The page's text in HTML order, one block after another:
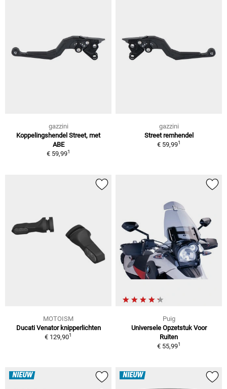
gazzini
Koppelingshendel Street, met
ABE
€ 59,991
gazzini
Street remhendel
€ 59,991
MOTOISM
Ducati Venator knipperlichten
€ 129,901
Puig
Universele Opzetstuk Voor
Ruiten
€ 55,991
NIEUW NIEUW